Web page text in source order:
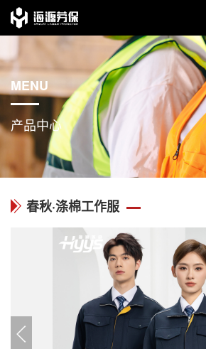
MENU
产品中心
春秋·涤棉工作服